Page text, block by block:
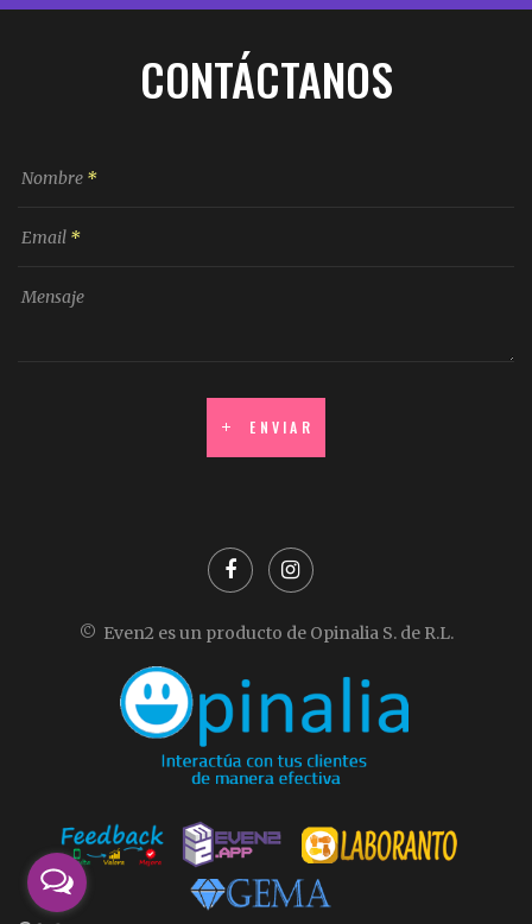
CONTÁCTANOS
Nombre *
Email *
Mensaje
ENVIAR
© Even2 es un producto de Opinalia S. de R.L.